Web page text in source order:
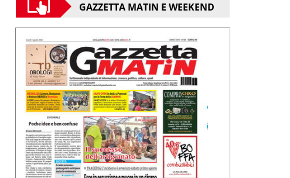
GAZZETTA MATIN E WEEKEND